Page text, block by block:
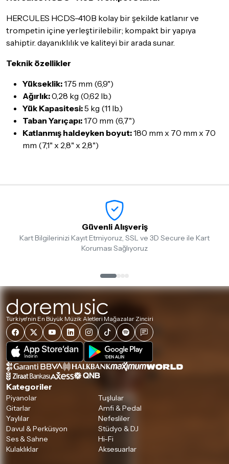
geçerek bilgi veriniz.
İade ve değişim koşulları, ürün kategorilerine göre farklılık
gösterebilir. Lütfen satın almadan önce ilgili ürünün
HERCULES HCDS-410B kolay bir şekilde katlanır ve
trompetin içine yerleştirilebilir; kompakt bir yapıya
sahiptir. dayanıklılık ve kaliteyi bir arada sunar.
Teknik özellikler
Yükseklik:175 mm (6,9")
Ağırlık:0,28 kg (0,62 lb.)
Yük Kapasitesi:5 kg (11 lb.)
Taban Yarıçapı:170 mm (6,7")
Katlanmış haldeyken boyut:180 mm x 70 mm x 70
mm (7,1" x 2,8" x 2,8")
Güvenli Alışveriş
Kart Bilgilerinizi Kayıt Etmiyoruz, SSL ve 3D Secure ile Kart
Koruması Sağlıyoruz
Türkiye'nin En Büyük Müzik Aletleri Mağazalar Zinciri
Kategoriler
Piyanolar
Tuşlular
Gitarlar
Amfi & Pedal
Yaylılar
Nefesliler
Davul & Perküsyon
Stüdyo & DJ
Ses & Sahne
Hi-Fi
Kulaklıklar
Aksesuarlar